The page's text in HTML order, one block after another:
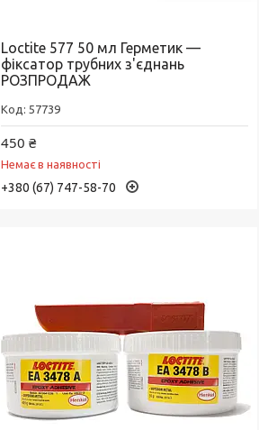
Loctite 577 50 мл Герметик —
фіксатор трубних з'єднань
РОЗПРОДАЖ
57739
450 ₴
Немає в наявності
+380 (67) 747-58-70